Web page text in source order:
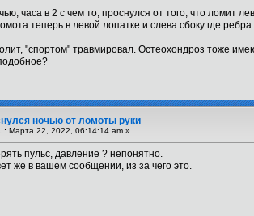
часа в 2 с чем то, проснулся от того, что ломит
теперь в левой лопатке и слева сбоку где
"спортом" травмировал. Остеохондроз тоже
ночью от ломоты руки
: Марта 22, 2022, 06:14:14 am »
пульс, давление ? непонятно.
же в вашем сообщении, из за чего это.